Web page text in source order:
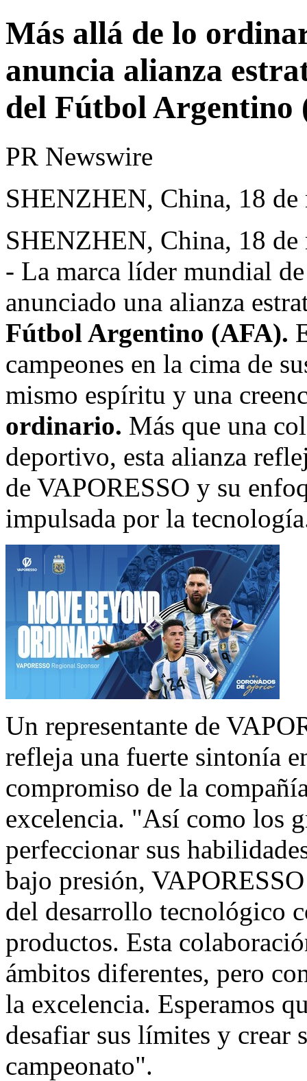
Más allá de lo
anuncia alianza
del Fútbol Argentino
PR Newswire
SHENZHEN, China, 18 de
SHENZHEN, China, 18 de
- La marca líder mundial
anunciado una alianza
Fútbol Argentino (AFA).
campeones en la cima de
mismo espíritu y una
ordinario. Más que una
deportivo, esta alianza
de VAPORESSO y su
impulsada por la
Un representante de
refleja una fuerte sintonía
compromiso de la
excelencia. "Así como los
perfeccionar sus
bajo presión,
del desarrollo tecnológico
productos. Esta
ámbitos diferentes, pero
la excelencia. Esperamos
desafiar sus límites y crear
campeonato".